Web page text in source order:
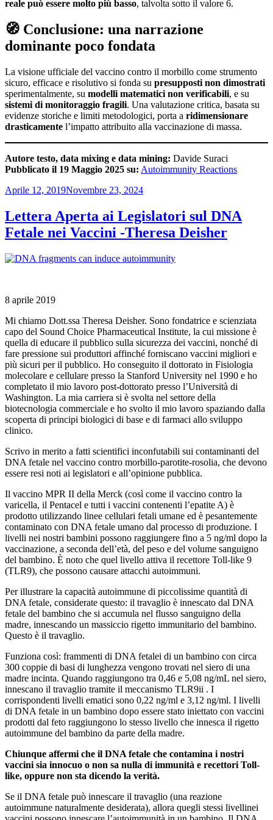
reale può essere molto più basso, talvolta sotto il valore 6.
🧭 Conclusione: una narrazione
dominante poco fondata
La visione ufficiale del vaccino contro il morbillo come strumento
sicuro, efficace e risolutivo si fonda su presupposti non dimostrati
sperimentalmente, su modelli matematici non verificabili, e su
sistemi di monitoraggio fragili. Una valutazione critica, basata su
evidenze storiche e limiti metodologici, porta a ridimensionare
drasticamente l’impatto attribuito alla vaccinazione di massa.
Autore testo, data mixing e data mining: Davide Suraci
Pubblicato il 19 Maggio 2025 su: Autoimmunity Reactions
Pubblicato
Aprile 12, 2019Novembre 23, 2024
Lettera Aperta ai Legislatori sul DNA
Fetale nei Vaccini -Theresa Deisher
8 aprile 2019
Mi chiamo Dott.ssa Theresa Deisher. Sono fondatrice e scienziata
capo del Sound Choice Pharmaceutical Institute, la cui missione è
quella di educare il pubblico sulla sicurezza dei vaccini, nonché di
fare pressione sui produttori affinché forniscano vaccini migliori e
più sicuri per il pubblico. Ho conseguito il dottorato in Fisiologia
molecolare e cellulare presso la Stanford University nel 1990 e ho
completato il mio lavoro post-dottorato presso l’Università di
Washington. La mia carriera si è svolta nel settore della
biotecnologia commerciale e ho svolto il mio lavoro spaziando dalla
scoperta di principi biologici di base e di farmaci allo sviluppo
clinico.
Scrivo in merito a fatti scientifici inconfutabili sui contaminanti del
DNA fetale nel vaccino contro morbillo-parotite-rosolia, che devono
essere resi noti ai legislatori e all’opinione pubblica.
Il vaccino MPR II della Merck (così come il vaccino contro la
varicella, il Pentacel e tutti i vaccini contenenti l’epatite A) è
prodotto utilizzando linee cellulari fetali umane ed è pesantemente
contaminato con DNA fetale umano dal processo di produzione. I
livelli nei nostri bambini possono raggiungere fino a 5 ng/ml dopo la
vaccinazione, a seconda dell’età, del peso e del volume sanguigno
del bambino. È noto che quel livello attiva il recettore Toll-like 9
(TLR9), che possono causare attacchi autoimmuni.
Per illustrare la capacità autoimmune di piccolissime quantità di
DNA fetale, considerate questo: il travaglio è innescato dal DNA
fetale del bambino che si accumula nel flusso sanguigno della
madre, innescando un massiccio rigetto immunitario del bambino.
Questo è il travaglio.
Funziona così: frammenti di DNA fetalei di un bambino con circa
300 coppie di basi di lunghezza vengono trovati nel siero di una
madre incinta. Quando raggiungono tra 0,46 e 5,08 ng/mL nel siero,
innescano il travaglio tramite il meccanismo TLR9ii . I
corrispondenti livelli ematici sono 0,22 ng/ml e 3,12 ng/ml. I livelli
di DNA fetale in un bambino dopo essere stato iniettato con vaccini
prodotti dal feto raggiungono lo stesso livello che innesca il rigetto
autoimmune del bambino da parte della madre.
Chiunque affermi che il DNA fetale che contamina i nostri
vaccini sia innocuo o non sa nulla di immunità e recettori Toll-
like, oppure non sta dicendo la verità.
Se il DNA fetale può innescare il travaglio (una reazione
autoimmune naturalmente desiderata), allora quegli stessi livellinei